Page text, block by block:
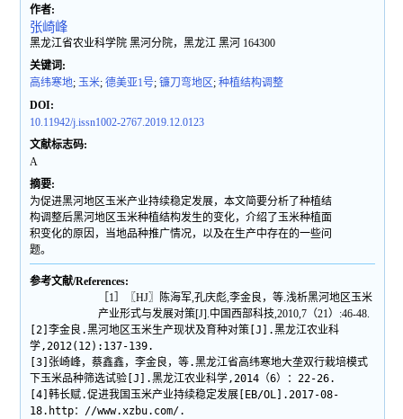
作者:
张崎峰
黑龙江省农业科学院 黑河分院，黑龙江 黑河 164300
关键词:
高纬寒地;玉米;德美亚1号;镰刀弯地区 ;种植结构调整
DOI:
10.11942/j.issn1002-2767.2019.12.0123
文献标志码:
A
摘要:
为促进黑河地区玉米产业持续稳定发展，本文简要分析了种植结
构调整后黑河地区玉米种植结构发生的变化，介绍了玉米种植面
积变化的原因，当地品种推广情况，以及在生产中存在的一些问
题。
参考文献/References:
［1］〖HJ〗陈海军,孔庆彪,李金良，等.浅析黑河地区玉米
产业形式与发展对策[J].中国西部科技,2010,7（21）:46-48.
[2]李金良.黑河地区玉米生产现状及育种对策[J].黑龙江农业科
学,2012(12):137-139.
[3]张崎峰，蔡鑫鑫，李金良，等.黑龙江省高纬寒地大垄双行栽培模式
下玉米品种筛选试验[J].黑龙江农业科学,2014（6）：22-26.
[4]韩长赋.促进我国玉米产业持续稳定发展[EB/OL].2017-08-
18.http：//www.xzbu.com/.